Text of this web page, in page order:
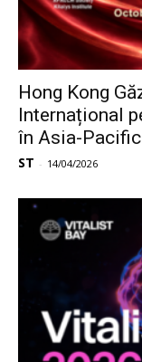
Hong Kong
Internațional
în Asia-
ST - 14/04/2026